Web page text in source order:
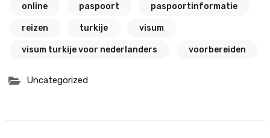
online paspoort paspoortinformatie
reizen turkije visum
visum turkije voor nederlanders voorbereiden
Uncategorized